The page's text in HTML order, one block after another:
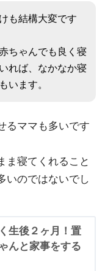
も結構大変です
ちゃんでも良く寝
れば、なかなか寝
います。
るママも多いです
ま寝てくれること
いのではないでし
生後２ヶ月！置
んと家事をする